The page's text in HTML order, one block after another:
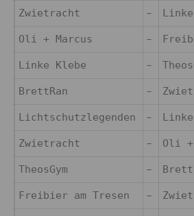
Zwietracht –
Oli + Marcus –
Linke Klebe –
BrettRan –
Lichtschutzlegenden –
Zwietracht – Oli
TheosGym –
Freibier am Tresen –